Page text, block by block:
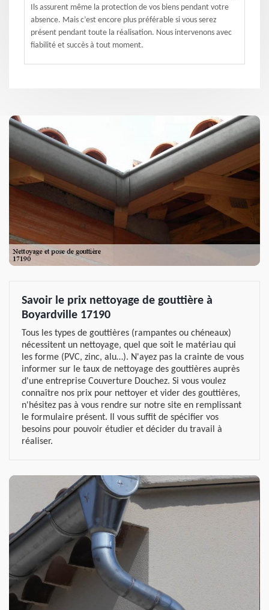
Ils assurent même la protection de vos biens pendant votre
absence. Mais c’est encore plus préférable si vous serez
présent pendant toute la réalisation. Nous intervenons avec
fiabilité et succès à tout moment.
Savoir le prix nettoyage de gouttière à
Boyardville 17190
Tous les types de gouttières (rampantes ou chéneaux)
nécessitent un nettoyage, quel que soit le matériau qui
les forme (PVC, zinc, alu…). N'ayez pas la crainte de vous
informer sur le taux de nettoyage des gouttières auprès
d'une entreprise Couverture Douchez. Si vous voulez
connaître nos prix pour nettoyer et vider des gouttières,
n'hésitez pas à vous rendre sur notre site en remplissant
le formulaire présent. Il vous suffit de spécifier vos
besoins pour pouvoir étudier et décider du travail à
réaliser.